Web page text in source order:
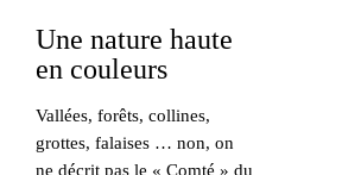
Une nature haute
en couleurs
Vallées, forêts, collines,
grottes, falaises … non, on
ne décrit pas le « Comté » du